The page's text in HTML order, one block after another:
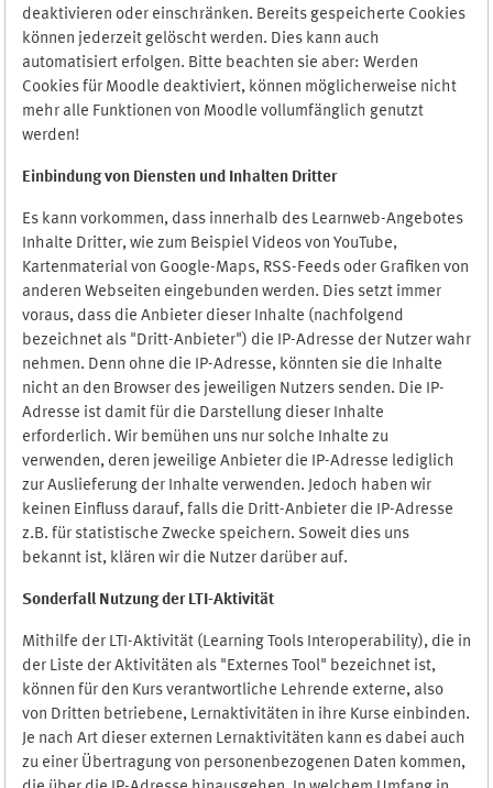
deaktivieren oder einschränken. Bereits gespeicherte Cookies
können jederzeit gelöscht werden. Dies kann auch
automatisiert erfolgen. Bitte beachten sie aber: Werden
Cookies für Moodle deaktiviert, können möglicherweise nicht
mehr alle Funktionen von Moodle vollumfänglich genutzt
werden!
Einbindung von Diensten und Inhalten Dritter
Es kann vorkommen, dass innerhalb des Learnweb-Angebotes
Inhalte Dritter, wie zum Beispiel Videos von YouTube,
Kartenmaterial von Google-Maps, RSS-Feeds oder Grafiken von
anderen Webseiten eingebunden werden. Dies setzt immer
voraus, dass die Anbieter dieser Inhalte (nachfolgend
bezeichnet als "Dritt-Anbieter") die IP-Adresse der Nutzer wahr
nehmen. Denn ohne die IP-Adresse, könnten sie die Inhalte
nicht an den Browser des jeweiligen Nutzers senden. Die IP-
Adresse ist damit für die Darstellung dieser Inhalte
erforderlich. Wir bemühen uns nur solche Inhalte zu
verwenden, deren jeweilige Anbieter die IP-Adresse lediglich
zur Auslieferung der Inhalte verwenden. Jedoch haben wir
keinen Einfluss darauf, falls die Dritt-Anbieter die IP-Adresse
z.B. für statistische Zwecke speichern. Soweit dies uns
bekannt ist, klären wir die Nutzer darüber auf.
Sonderfall Nutzung der LTI-Aktivität
Mithilfe der LTI-Aktivität (Learning Tools Interoperability), die in
der Liste der Aktivitäten als "Externes Tool" bezeichnet ist,
können für den Kurs verantwortliche Lehrende externe, also
von Dritten betriebene, Lernaktivitäten in ihre Kurse einbinden.
Je nach Art dieser externen Lernaktivitäten kann es dabei auch
zu einer Übertragung von personenbezogenen Daten kommen,